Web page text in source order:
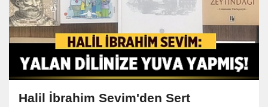
Halil İbrahim Sevim'den Sert